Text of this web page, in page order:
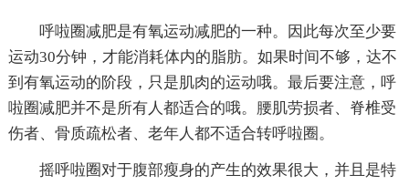
呼啦圈减肥是有氧运动减肥的一种。因此每次至少要
运动30分钟，才能消耗体内的脂肪。如果时间不够，达不
到有氧运动的阶段，只是肌肉的运动哦。最后要注意，呼
啦圈减肥并不是所有人都适合的哦。腰肌劳损者、脊椎受
伤者、骨质疏松者、老年人都不适合转呼啦圈。
摇呼啦圈对于腹部瘦身的产生的效果很大，并且是特